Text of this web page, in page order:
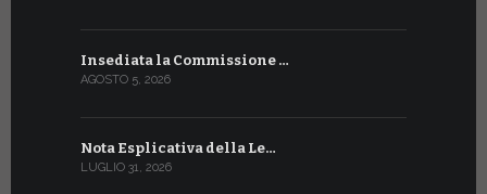
Insediata la Commissione …
AGOSTO 5, 2026
Nota Esplicativa della Le…
LUGLIO 31, 2026